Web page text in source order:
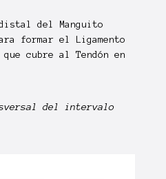
del Manguito
formar el
Ligamento
que cubre al Tendón en
del intervalo